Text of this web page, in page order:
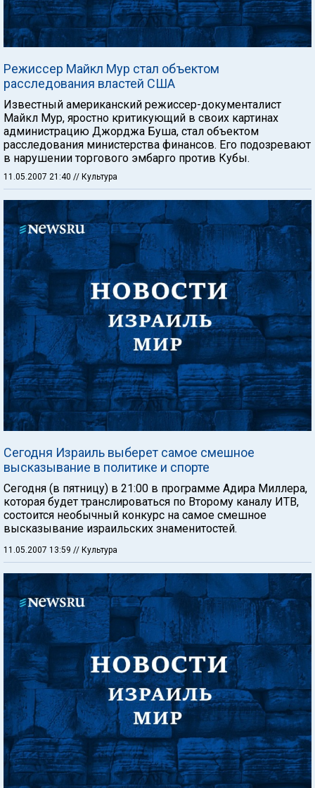
Режиссер Майкл Мур стал объектом
расследования властей США
Известный американский режиссер-документалист
Майкл Мур, яростно критикующий в своих картинах
администрацию Джорджа Буша, стал объектом
расследования министерства финансов. Его подозревают
в нарушении торгового эмбарго против Кубы.
11.05.2007 21:40 // Культура
Сегодня Израиль выберет самое смешное
высказывание в политике и спорте
Сегодня (в пятницу) в 21:00 в программе Адира Миллера,
которая будет транслироваться по Второму каналу ИТВ,
состоится необычный конкурс на самое смешное
высказывание израильских знаменитостей.
11.05.2007 13:59 // Культура